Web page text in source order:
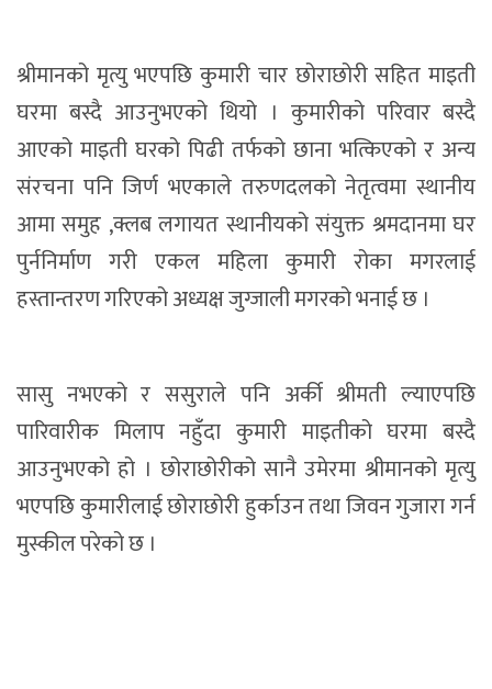
श्रीमानको मृत्यु भएपछि कुमारी चार छोराछोरी सहित माइती
घरमा बस्दै आउनुभएको थियो । कुमारीको परिवार बस्दै
आएको माइती घरको पिढी तर्फको छाना भत्किएको र अन्य
संरचना पनि जिर्ण भएकाले तरुणदलको नेतृत्वमा स्थानीय
आमा समुह ,क्लब लगायत स्थानीयको संयुक्त श्रमदानमा घर
पुर्ननिर्माण गरी एकल महिला कुमारी रोका मगरलाई
हस्तान्तरण गरिएको अध्यक्ष जुग्जाली मगरको भनाई छ ।
सासु नभएको र ससुराले पनि अर्की श्रीमती ल्याएपछि
पारिवारीक मिलाप नहुँदा कुमारी माइतीको घरमा बस्दै
आउनुभएको हो । छोराछोरीको सानै उमेरमा श्रीमानको मृत्यु
भएपछि कुमारीलाई छोराछोरी हुर्काउन तथा जिवन गुजारा गर्न
मुस्कील परेको छ ।